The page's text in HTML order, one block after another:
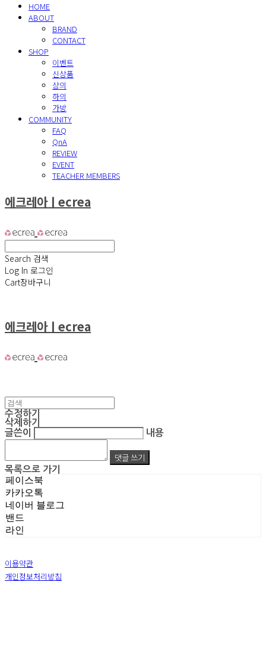
HOME
ABOUT
BRAND
CONTACT
SHOP
이벤트
신상품
상의
하의
가방
COMMUNITY
FAQ
QnA
REVIEW
EVENT
TEACHER MEMBERS
에크레아ㅣecrea
Search 검색
Log In 로그인
Cart장바구니
에크레아ㅣecrea
수정하기
삭제하기
글쓴이
내용
댓글 쓰기
목록으로 가기
페이스북
카카오톡
네이버 블로그
밴드
라인
이용약관
개인정보처리방침